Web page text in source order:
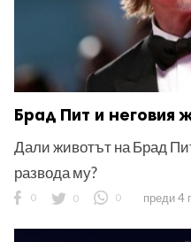
Брад Пит и неговия
Дали животът на Брад
развода му?
0 0 0 преди 4